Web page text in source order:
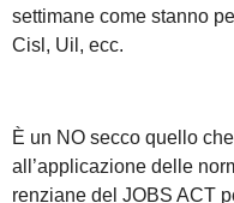
settimane come stanno
Cisl, Uil, ecc.
È un NO secco quello
all’applicazione delle
renziane del JOBS ACT